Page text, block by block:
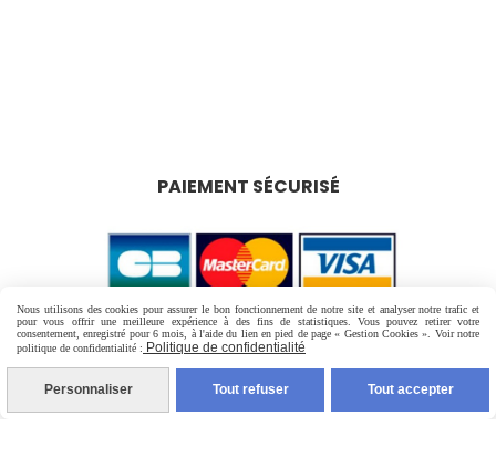
PAIEMENT SÉCURISÉ
LIVRAISON RAPIDE
Nous utilisons des cookies pour assurer le bon fonctionnement de notre site et analyser notre trafic et
pour vous offrir une meilleure expérience à des fins de statistiques. Vous pouvez retirer votre
consentement, enregistré pour 6 mois, à l'aide du lien en pied de page « Gestion Cookies ». Voir notre
politique de confidentialité : Politique de confidentialité
Personnaliser Tout refuser Tout accepter